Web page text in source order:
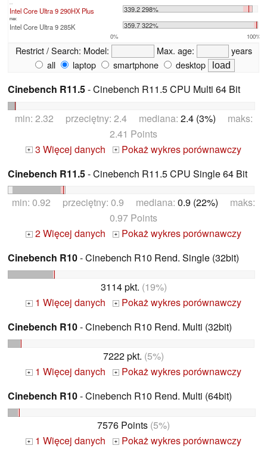
Intel Core Ultra 9 290HX Plus 339.2 298%
max:
Intel Core Ultra 9 285K 359.7 322%
0% 100%
Restrict / Search: Model: Max. age:
years
all
laptop smartphone desktop
Cinebench R11.5- Cinebench R11.5 CPU Multi 64 Bit
min: 2.32 przeciętny: 2.4 mediana: 2.4 (3%) maks:
2.41 Points
+ 3 Więcej danych +
Pokaż wykres porównawczy
Cinebench R11.5- Cinebench R11.5 CPU Single 64 Bit
min: 0.92 przeciętny: 0.9 mediana: 0.9 (22%) maks:
0.97 Points
+ 2 Więcej danych +
Pokaż wykres porównawczy
Cinebench R10- Cinebench R10 Rend. Single (32bit)
3114 pkt. (19%)
+ 1 Więcej danych +
Pokaż wykres porównawczy
Cinebench R10- Cinebench R10 Rend. Multi (32bit)
7222 pkt. (5%)
+ 1 Więcej danych +
Pokaż wykres porównawczy
Cinebench R10- Cinebench R10 Rend. Multi (64bit)
7576 Points (5%)
+ 1 Więcej danych +
Pokaż wykres porównawczy